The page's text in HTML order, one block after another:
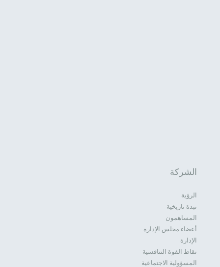
الشركة
الرؤية
نبذة تاريخية
المساهمون
أعضاء مجلس الإدارة
الإدارة
نقاط القوة التنافسية
المسؤولية الاجتماعية